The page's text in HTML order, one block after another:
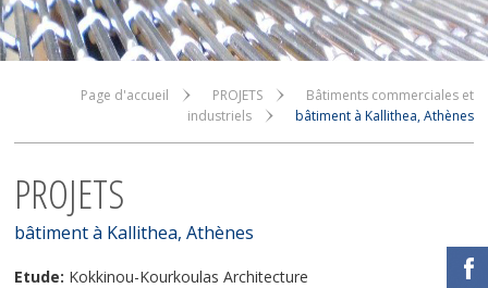
Page d'accueil PROJETS
Bâtiments commerciales et
industriels
bâtiment à Kallithea, Athènes
PROJETS
bâtiment à Kallithea, Athènes
Etude: Kokkinou-Kourkoulas Architecture